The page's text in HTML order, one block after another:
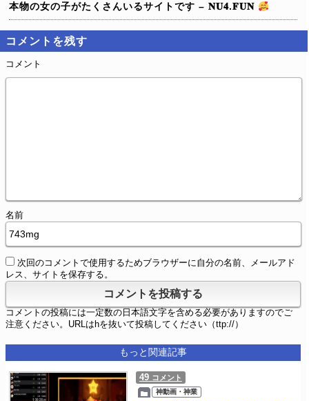
本物の女の子がたくさんいるサイトです – 𝐍𝐔𝟒.𝐅𝐔𝐍
コメントを残す
コメント
名前
次回のコメントで使用するためブラウザーに自分の名前、メールアド
レス、サイトを保存する。
コメントの投稿には一定数の日本語文字を含める必要がありますのでご
注意ください。URLはhを抜いて投稿してください（ttp://）
もっと関連記事
49 コメント
神動画・神業